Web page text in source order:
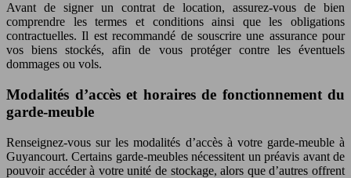
Avant de signer un contrat de location, assurez-vous de bien
comprendre les termes et conditions ainsi que les obligations
contractuelles. Il est recommandé de souscrire une assurance pour
vos biens stockés, afin de vous protéger contre les éventuels
dommages ou vols.
Modalités d’accès et horaires de fonctionnement du
garde-meuble
Renseignez-vous sur les modalités d’accès à votre garde-meuble à
Guyancourt. Certains garde-meubles nécessitent un préavis avant de
pouvoir accéder à votre unité de stockage, alors que d’autres offrent